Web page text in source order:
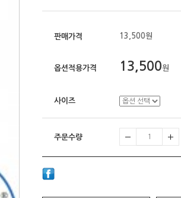
판매가격 13,500원
옵션적용가격 13,500원
사이즈
주문수량